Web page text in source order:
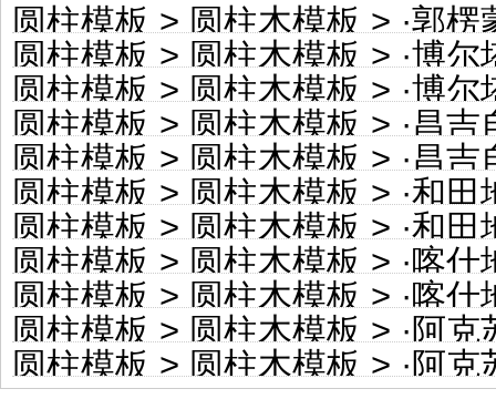
圆柱模板>圆柱木模板> ·郭楞蒙古
圆柱模板>圆柱木模板> ·博尔塔拉
圆柱模板>圆柱木模板> ·博尔塔
圆柱模板>圆柱木模板> ·昌吉自
圆柱模板>圆柱木模板> ·昌吉自
圆柱模板>圆柱木模板> ·和田地
圆柱模板>圆柱木模板> ·和田
圆柱模板>圆柱木模板> ·喀什地
圆柱模板>圆柱木模板> ·喀什
圆柱模板>圆柱木模板> ·阿克苏
圆柱模板>圆柱木模板> ·阿克苏